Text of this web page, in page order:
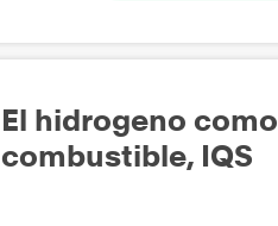
El hidrogeno como
combustible, IQS